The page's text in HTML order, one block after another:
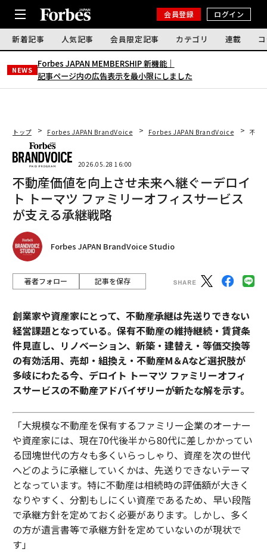
会員登録 ログイン
新着記事 人気記事 会員限定記事 カテゴリ 連載
NEWS
Forbes JAPAN MEMBERSHIP 新機能｜
記事ページ内の広告表示を最小限にしました
トップ Forbes JAPAN BrandVoice Forbes JAPAN BrandVoice 不動
2026.05.28 16:00
不動産価値を向上させ未来へ継ぐーデロイ
ト トーマツ ファミリーオフィスサービス
が支える承継戦略
Forbes JAPAN BrandVoice Studio
著者フォロー 記事を保存
創業家や資産家にとって、不動産承継は先送りできない
経営課題となっている。保有不動産の維持継続・賃貸条
件見直し、リノベーション、新築・建替え・等価交換等
の有効活用、売却・組換え・不動産М＆Aなど選択肢が
多岐にわたる今、デロイト トーマツ ファミリーオフィ
スサービスの不動産アドバイザリーが新たな解を示す。
「大規模な不動産を保有するファミリー企業のオーナー
や資産家には、現在70代後半から80代に差しかかってい
る団塊世代の方々も多くいらっしゃり、資産を次の世代
へどのように承継していくかは、先送りできないテーマ
となっています。特に不動産は相続時の評価額が大きく
なりやすく、分割もしにくい資産であるため、早い段階
で承継方針を定めておく必要があります。しかし、多く
の方が遺言書等で承継方針を定めていないのが現状で
す」